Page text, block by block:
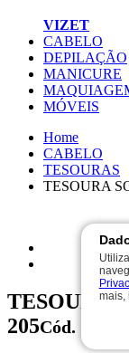
VIZET
CABELO
DEPILAÇÃO
MANICURE
MÓVEIS
Home
CABELO
TESOURAS
TESOURA
TESOURA
205Cód. 7205
mais,